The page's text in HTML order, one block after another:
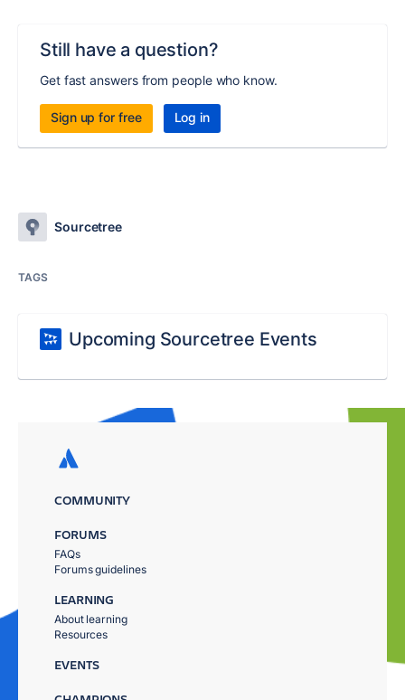
Still have a question?
Get fast answers from people who know.
Sign up for free Log in
Sourcetree
TAGS
Upcoming Sourcetree Events
COMMUNITY
FORUMS
FAQs
Forums guidelines
LEARNING
About learning
Resources
EVENTS